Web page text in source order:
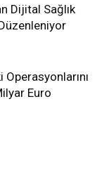
Dijital Sağlık
Euro